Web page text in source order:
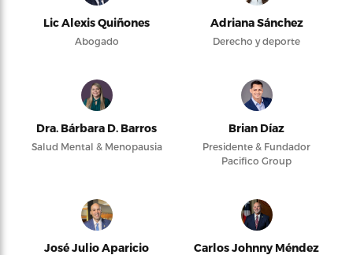
Lic Alexis Quiñones
Abogado
Adriana Sánchez
Derecho y deporte
Dra. Bárbara D. Barros
Salud Mental & Menopausia
Brian Díaz
Presidente & Fundador
Pacifico Group
José Julio Aparicio
Carlos Johnny Méndez